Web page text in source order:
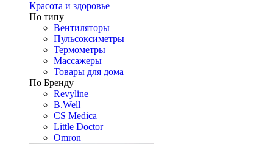
Красота и здоровье
По типу
Вентиляторы
Пульсоксиметры
Термометры
Массажеры
Товары для дома
По Бренду
Revyline
B.Well
CS Medica
Little Doctor
Omron